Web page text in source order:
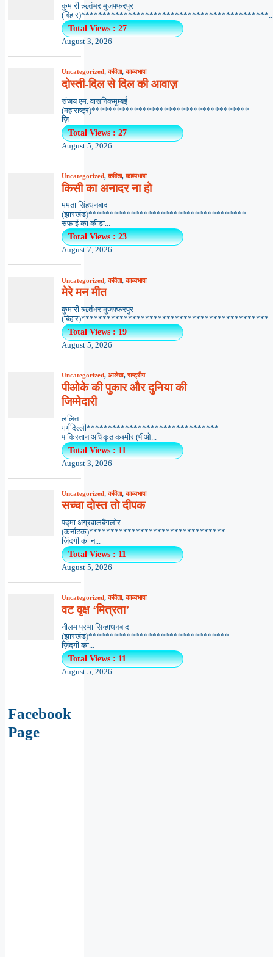
कुमारी ऋतंभरामुजफ्फरपुर
Total Views : 27
August 3, 2026
Uncategorized,कविता,काव्यभाषा
दोस्ती-दिल से दिल की आवाज़
संजय एम. वासनिकमुम्बई
(महाराष्ट्र)*************************************
ज़ि...
Total Views : 27
August 5, 2026
Uncategorized,कविता,काव्यभाषा
किसी का अनादर ना हो
ममता सिंहधनबाद
(झारखंड)*************************************
सफाई का कीड़ा...
Total Views : 23
August 7, 2026
Uncategorized,कविता,काव्यभाषा
मेरे मन मीत
कुमारी ऋतंभरामुजफ्फरपुर
Total Views : 19
August 5, 2026
Uncategorized, आलेख,राष्ट्रीय
पीओके की पुकार और दुनिया की
जिम्मेदारी
ललित
गर्गदिल्ली*******************************
पाकिस्तान अधिकृत कश्मीर (पीओ...
Total Views : 11
August 3, 2026
Uncategorized,कविता,काव्यभाषा
सच्चा दोस्त तो दीपक
पद्मा अग्रवालबैंगलोर
(कर्नाटक)********************************
ज़िंदगी का न...
Total Views : 11
August 5, 2026
Uncategorized,कविता,काव्यभाषा
वट वृक्ष ‘मित्रता’
नीलम प्रभा सिन्हाधनबाद
(झारखंड)*********************************
ज़िंदगी का...
Total Views : 11
August 5, 2026
Facebook
Page